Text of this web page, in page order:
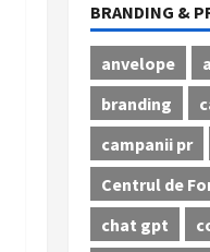
BRANDING &
anvelope
branding
campanii pr
Centrul de
chat gpt